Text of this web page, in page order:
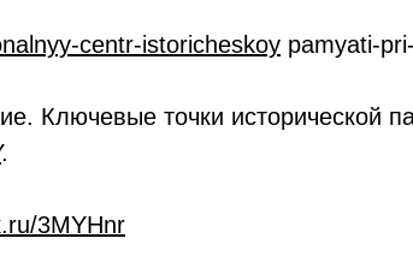
centr-istoricheskoy pamyati-
Ключевые точки исторической
.
3MYHnr